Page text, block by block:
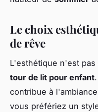
Le choix
de rêve
L'esthétique n'est
tour de lit pour enfant
contribue à
vous préfériez un